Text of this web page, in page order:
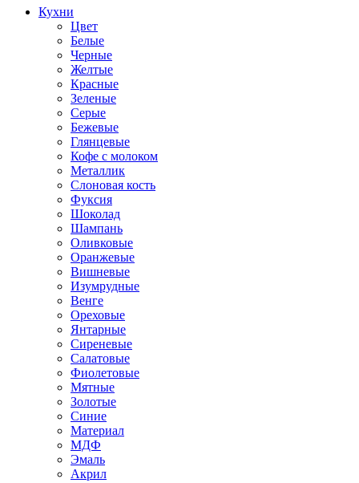
Кухни
Цвет
Белые
Черные
Желтые
Красные
Зеленые
Серые
Бежевые
Глянцевые
Кофе с молоком
Металлик
Слоновая кость
Фуксия
Шоколад
Шампань
Оливковые
Оранжевые
Вишневые
Изумрудные
Венге
Ореховые
Янтарные
Сиреневые
Салатовые
Фиолетовые
Мятные
Золотые
Синие
Материал
МДФ
Эмаль
Акрил